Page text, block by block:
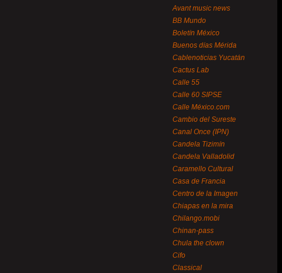
Avant music news
BB Mundo
Boletín México
Buenos días Mérida
Cablenoticias Yucatán
Cactus Lab
Calle 55
Calle 60 SIPSE
Calle México.com
Cambio del Sureste
Canal Once (IPN)
Candela Tizimín
Candela Valladolid
Caramello Cultural
Casa de Francia
Centro de la Imagen
Chiapas en la mira
Chilango.mobi
Chinan-pass
Chula the clown
Cifo
Classical